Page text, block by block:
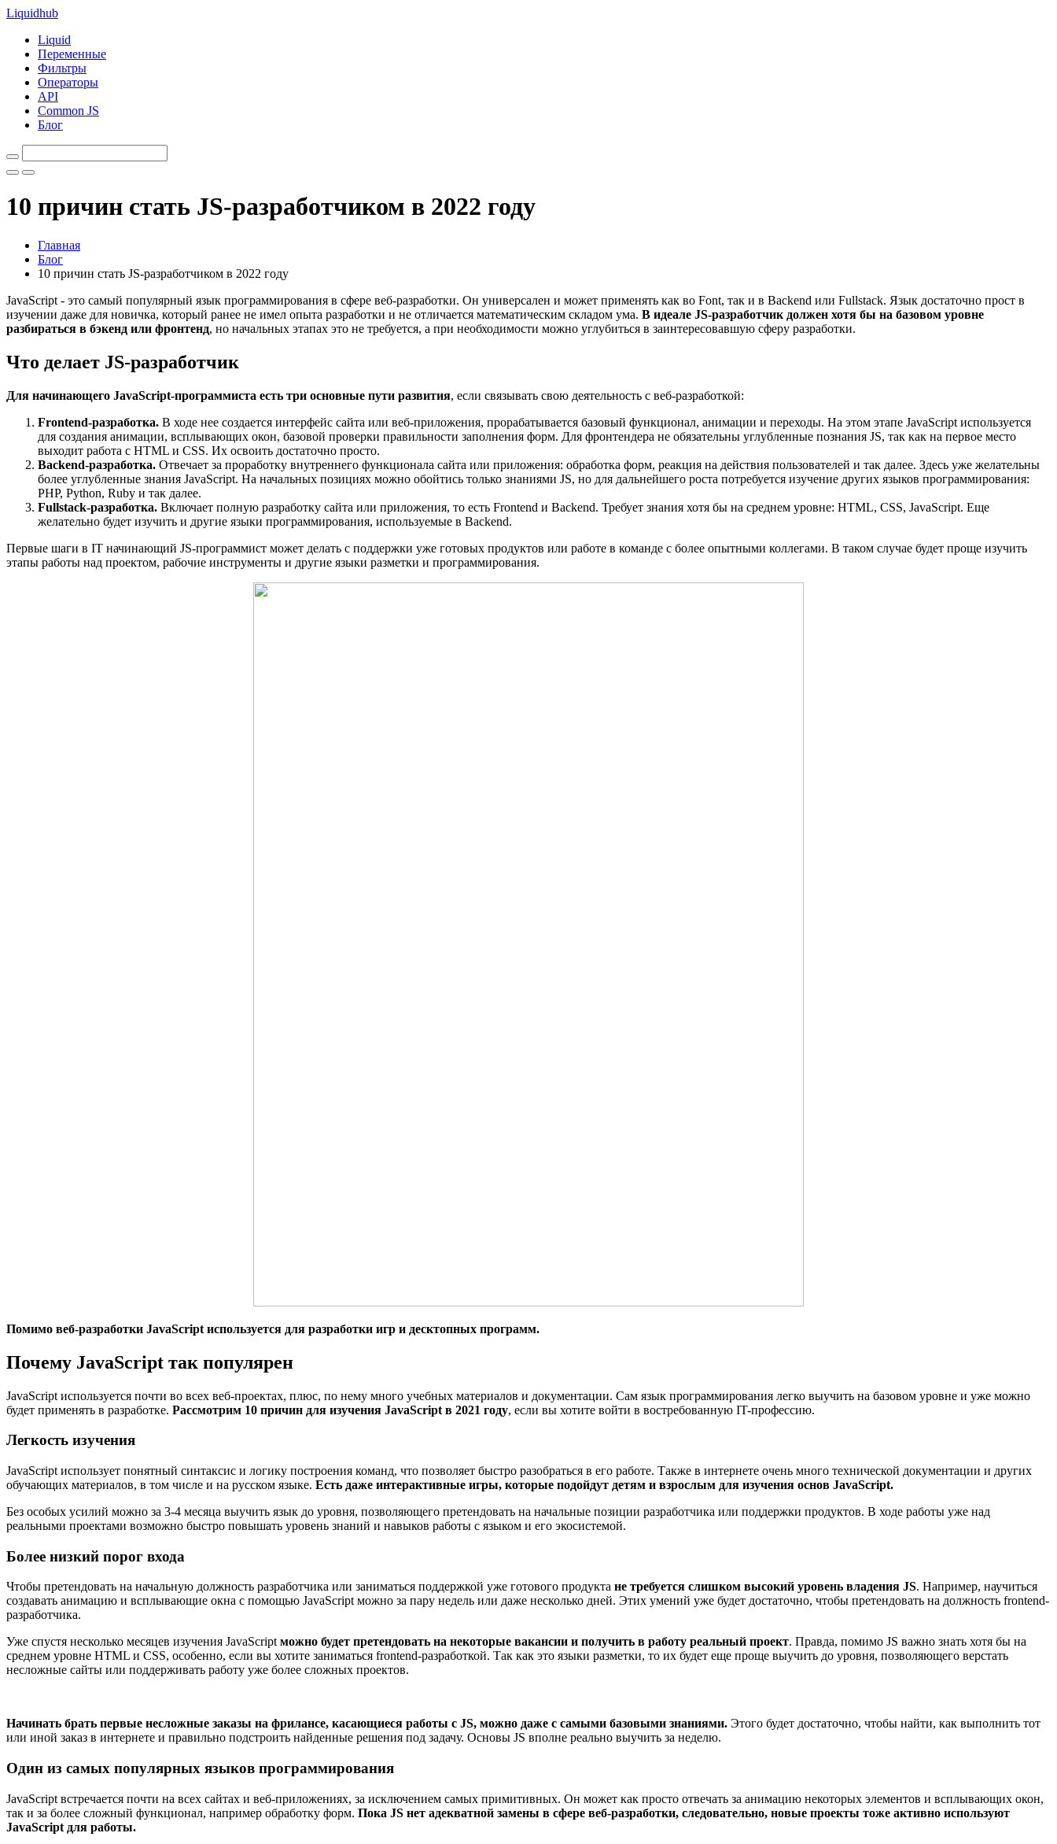
Liquidhub
Liquid
Переменные
Фильтры
Операторы
API
Common JS
Блог
10 причин стать JS-разработчиком в 2022 году
Главная
Блог
10 причин стать JS-разработчиком в 2022 году
JavaScript - это самый популярный язык программирования в сфере веб-разработки. Он универсален и может применять как во Font, так и в Backend или Fullstack. Язык достаточно прост в
изучении даже для новичка, который ранее не имел опыта разработки и не отличается математическим складом ума. В идеале JS-разработчик должен хотя бы на базовом уровне
разбираться в бэкенд или фронтенд, но начальных этапах это не требуется, а при необходимости можно углубиться в заинтересовавшую сферу разработки.
Что делает JS-разработчик
Для начинающего JavaScript-программиста есть три основные пути развития, если связывать свою деятельность с веб-разработкой:
Frontend-разработка. В ходе нее создается интерфейс сайта или веб-приложения, прорабатывается базовый функционал, анимации и переходы. На этом этапе JavaScript используется
для создания анимации, всплывающих окон, базовой проверки правильности заполнения форм. Для фронтендера не обязательны углубленные познания JS, так как на первое место
выходит работа с HTML и CSS. Их освоить достаточно просто.
Backend-разработка. Отвечает за проработку внутреннего функционала сайта или приложения: обработка форм, реакция на действия пользователей и так далее. Здесь уже желательны
более углубленные знания JavaScript. На начальных позициях можно обойтись только знаниями JS, но для дальнейшего роста потребуется изучение других языков программирования:
PHP, Python, Ruby и так далее.
Fullstack-разработка. Включает полную разработку сайта или приложения, то есть Frontend и Backend. Требует знания хотя бы на среднем уровне: HTML, CSS, JavaScript. Еще
желательно будет изучить и другие языки программирования, используемые в Backend.
Первые шаги в IT начинающий JS-программист может делать с поддержки уже готовых продуктов или работе в команде с более опытными коллегами. В таком случае будет проще изучить
этапы работы над проектом, рабочие инструменты и другие языки разметки и программирования.
Помимо веб-разработки JavaScript используется для разработки игр и десктопных программ.
Почему JavaScript так популярен
JavaScript используется почти во всех веб-проектах, плюс, по нему много учебных материалов и документации. Сам язык программирования легко выучить на базовом уровне и уже можно
будет применять в разработке. Рассмотрим 10 причин для изучения JavaScript в 2021 году, если вы хотите войти в востребованную IT-профессию.
Легкость изучения
JavaScript использует понятный синтаксис и логику построения команд, что позволяет быстро разобраться в его работе. Также в интернете очень много технической документации и других
обучающих материалов, в том числе и на русском языке. Есть даже интерактивные игры, которые подойдут детям и взрослым для изучения основ JavaScript.
Без особых усилий можно за 3-4 месяца выучить язык до уровня, позволяющего претендовать на начальные позиции разработчика или поддержки продуктов. В ходе работы уже над
реальными проектами возможно быстро повышать уровень знаний и навыков работы с языком и его экосистемой.
Более низкий порог входа
Чтобы претендовать на начальную должность разработчика или заниматься поддержкой уже готового продукта не требуется слишком высокий уровень владения JS. Например, научиться
создавать анимацию и всплывающие окна с помощью JavaScript можно за пару недель или даже несколько дней. Этих умений уже будет достаточно, чтобы претендовать на должность frontend-
разработчика.
Уже спустя несколько месяцев изучения JavaScript можно будет претендовать на некоторые вакансии и получить в работу реальный проект. Правда, помимо JS важно знать хотя бы на
среднем уровне HTML и CSS, особенно, если вы хотите заниматься frontend-разработкой. Так как это языки разметки, то их будет еще проще выучить до уровня, позволяющего верстать
несложные сайты или поддерживать работу уже более сложных проектов.
Начинать брать первые несложные заказы на фрилансе, касающиеся работы с JS, можно даже с самыми базовыми знаниями. Этого будет достаточно, чтобы найти, как выполнить тот
или иной заказ в интернете и правильно подстроить найденные решения под задачу. Основы JS вполне реально выучить за неделю.
Один из самых популярных языков программирования
JavaScript встречается почти на всех сайтах и веб-приложениях, за исключением самых примитивных. Он может как просто отвечать за анимацию некоторых элементов и всплывающих окон,
так и за более сложный функционал, например обработку форм. Пока JS нет адекватной замены в сфере веб-разработки, следовательно, новые проекты тоже активно используют
JavaScript для работы.